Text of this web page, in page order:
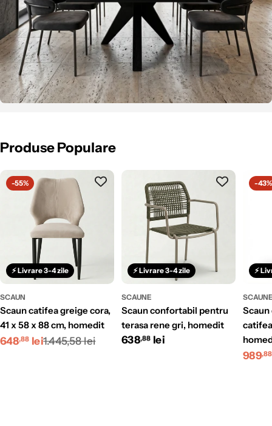
Produse Populare
⚡ Livrare 3-4 zile
-55%
SCAUN
scaun catifea greige cora,
41 x 58 x 88 cm, homedit
Preț
648,88 lei
Preț 1.445,58 lei
⚡ Livrare 3-4 zile
SCAUNE
scaun confortabil pentru
terasa rene gri, homedit
Preț
638,88 lei
Preț
⚡
-43%
scaun de bar 120 cm
Preț
989,88
Preț